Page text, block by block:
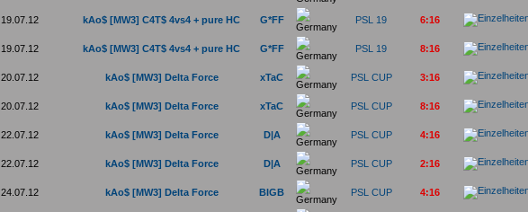
19.07.12 kAo$ [MW3] C4T$ 4vs4 + pure HC G*FF PSL 19 6:16
19.07.12 kAo$ [MW3] C4T$ 4vs4 + pure HC G*FF PSL 19 8:16
20.07.12 kAo$ [MW3] Delta Force xTaC PSL CUP 3:16
20.07.12 kAo$ [MW3] Delta Force xTaC PSL CUP 8:16
22.07.12 kAo$ [MW3] Delta Force D|A PSL CUP 4:16
22.07.12 kAo$ [MW3] Delta Force D|A PSL CUP 2:16
24.07.12 kAo$ [MW3] Delta Force BIGB PSL CUP 4:16